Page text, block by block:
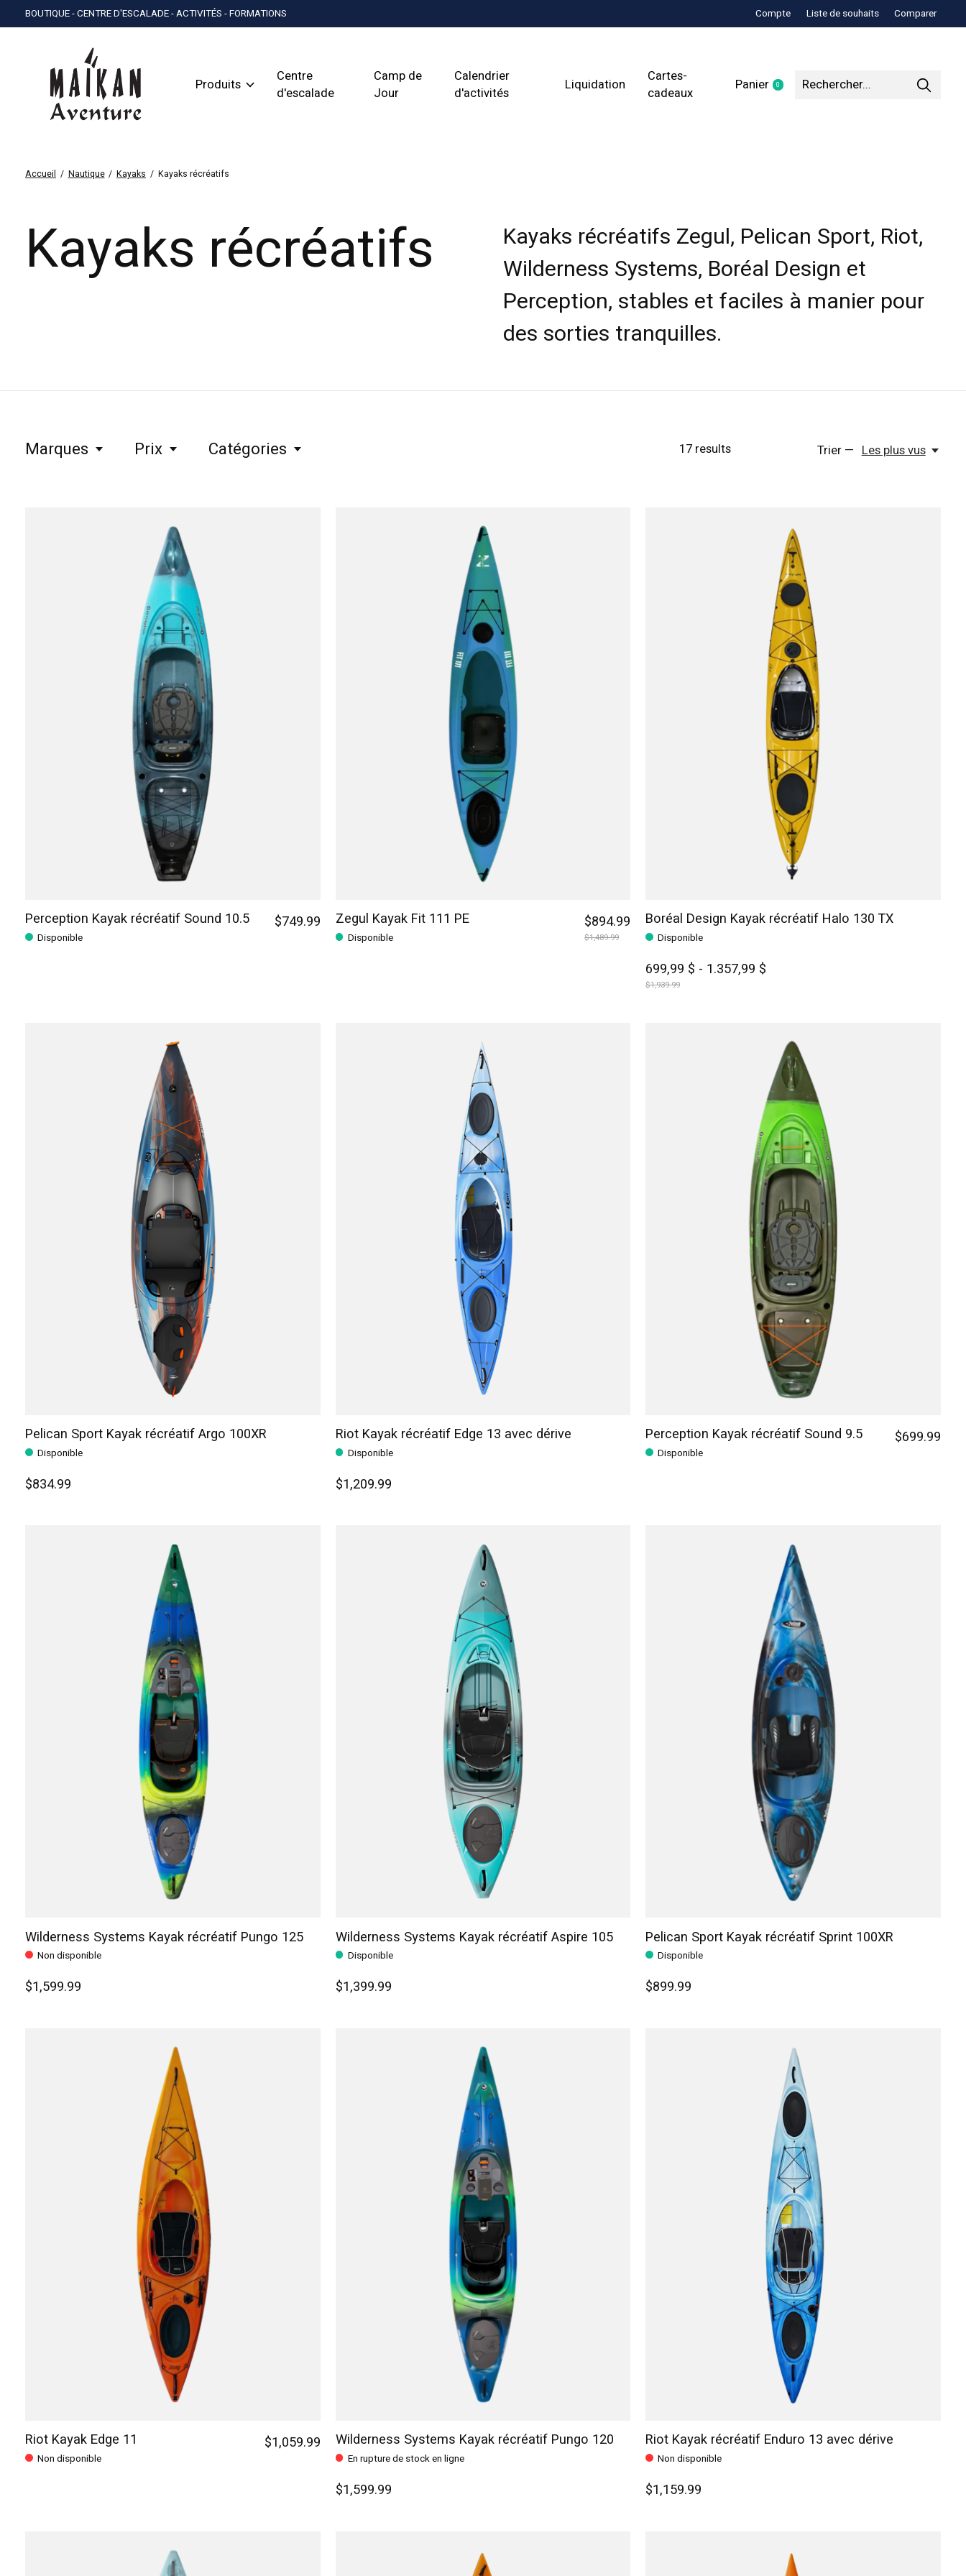
BOUTIQUE - CENTRE D'ESCALADE - ACTIVITÉS - FORMATIONS Compte Liste de souhaits Comparer
Produits
Centre
d'escalade
Camp de
Jour
Calendrier
d'activités
Liquidation
Cartes-
cadeaux
Panier 0items
Accueil / Nautique / Kayaks / Kayaks récréatifs
Kayaks récréatifs
Kayaks récréatifs Zegul, Pelican Sport, Riot,
Wilderness Systems, Boréal Design et
Perception, stables et faciles à manier pour
des sorties tranquilles.
Marques Prix Catégories 17results Trier — Les plus vus
Perception Kayak récréatif Sound 10.5
Disponible
$749.99 Zegul Kayak Fit 111 PE
Disponible
$894.99
$1,489.99
Boréal Design Kayak récréatif Halo 130 TX
Disponible
699,99 $ - 1.357,99 $
$1,939.99
Pelican Sport Kayak récréatif Argo 100XR
Disponible
$834.99
Riot Kayak récréatif Edge 13 avec dérive
Disponible
$1,209.99
Perception Kayak récréatif Sound 9.5
Disponible
$699.99
Wilderness Systems Kayak récréatif Pungo 125
Non disponible
$1,599.99
Wilderness Systems Kayak récréatif Aspire 105
Disponible
$1,399.99
Pelican Sport Kayak récréatif Sprint 100XR
Disponible
$899.99
Riot Kayak Edge 11
Non disponible
$1,059.99 Wilderness Systems Kayak récréatif Pungo 120
En rupture de stock en ligne
$1,599.99
Riot Kayak récréatif Enduro 13 avec dérive
Non disponible
$1,159.99